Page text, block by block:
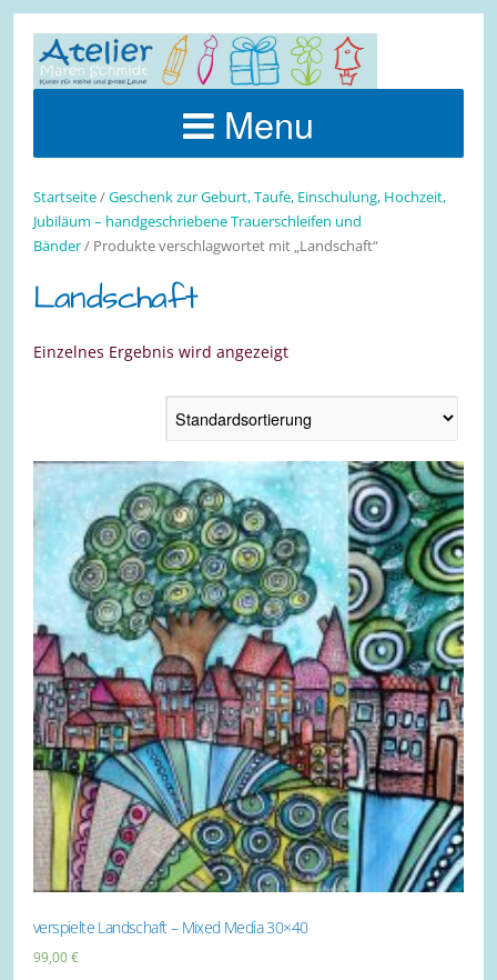
Menu
Startseite/Geschenk zur Geburt, Taufe, Einschulung, Hochzeit,
Jubiläum – handgeschriebene Trauerschleifen und
Bänder/ Produkte verschlagwortet mit „Landschaft“
Landschaft
Einzelnes Ergebnis wird angezeigt
verspielte Landschaft – Mixed Media 30×40
99,00€